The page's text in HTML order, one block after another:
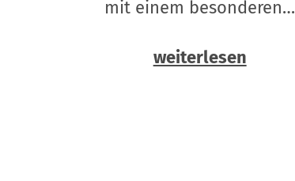
mit einem besonderen…
weiterlesen